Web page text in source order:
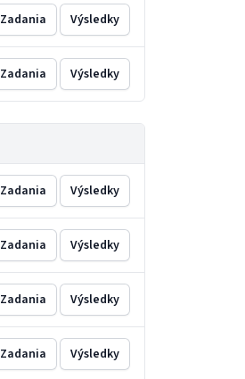
Zadania Výsledky
Zadania Výsledky
Zadania Výsledky
Zadania Výsledky
Zadania Výsledky
Zadania Výsledky